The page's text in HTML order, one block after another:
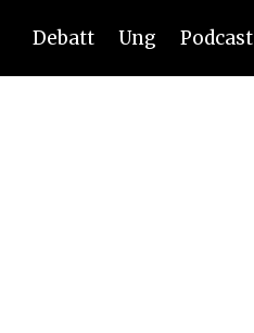
Debatt Ung Podcast